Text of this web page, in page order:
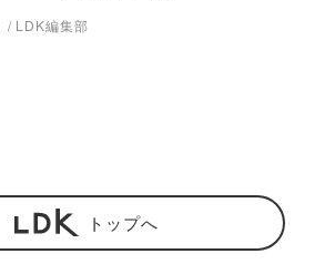
LDK編集部
トップへ